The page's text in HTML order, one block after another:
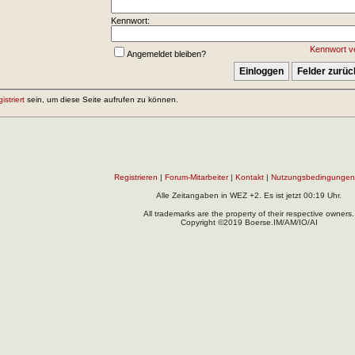
Kennwort:
Kennwort
Angemeldet bleiben?
sein, um diese Seite aufrufen zu können.
Registrieren Forum-Mitarbeiter| Kontakt Nutzungsbedingungen
Alle Zeitangaben in WEZ +2. Es ist jetzt 00:19 Uhr.
All trademarks are the property of their respective owners.
Copyright ©2019 Boerse.IM/AM/IO/AI